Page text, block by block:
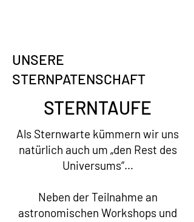
UNSERE
STERNPATENSCHAFT
STERNTAUFE
Als Sternwarte kümmern wir uns
natürlich auch um „den Rest des
Universums“…
Neben der Teilnahme an
astronomischen Workshops und